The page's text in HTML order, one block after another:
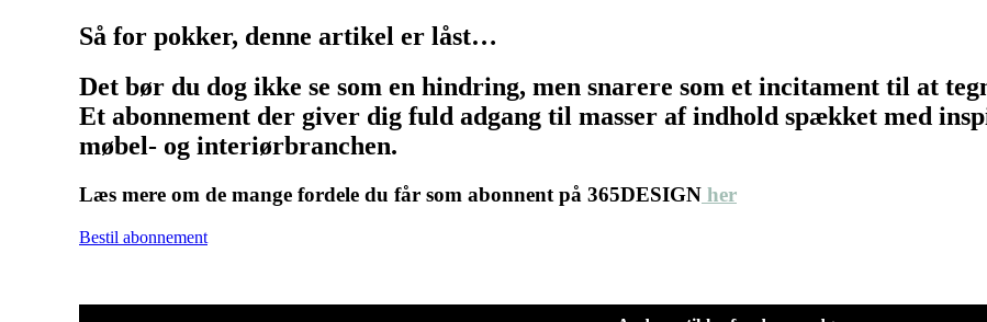
Så for pokker, denne artikel er låst…
Det bør du dog ikke se som en hindring, men snarere som et incitament til at
Et abonnement der giver dig fuld adgang til masser af indhold spækket med
møbel- og interiørbranchen.
Læs mere om de mange fordele du får som abonnent på 365DESIGN her
Bestil abonnement